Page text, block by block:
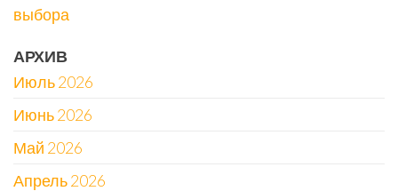
выбора
АРХИВ
Июль 2026
Июнь 2026
Май 2026
Апрель 2026